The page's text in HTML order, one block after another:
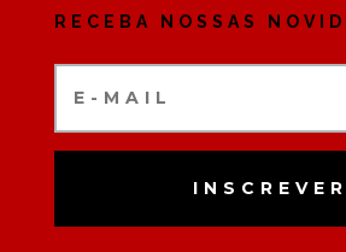
RECEBA NOSSAS
INSCREVER